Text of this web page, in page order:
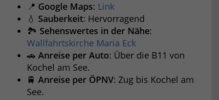
📍 Google Maps: Link
💧 Sauberkeit: Hervorragend
🏞️ Sehenswertes in der Nähe:
Wallfahrtskirche Maria Eck
🚗 Anreise per Auto: Über die B11 von
Kochel am See.
🚆 Anreise per ÖPNV: Zug bis Kochel am
See.